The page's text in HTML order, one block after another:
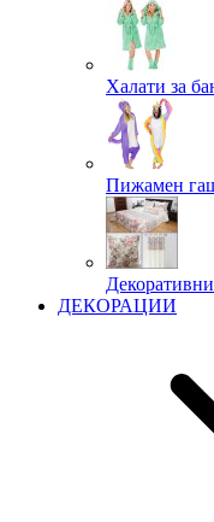
Халати за
Пижамен
ДЕКОРАЦИИ